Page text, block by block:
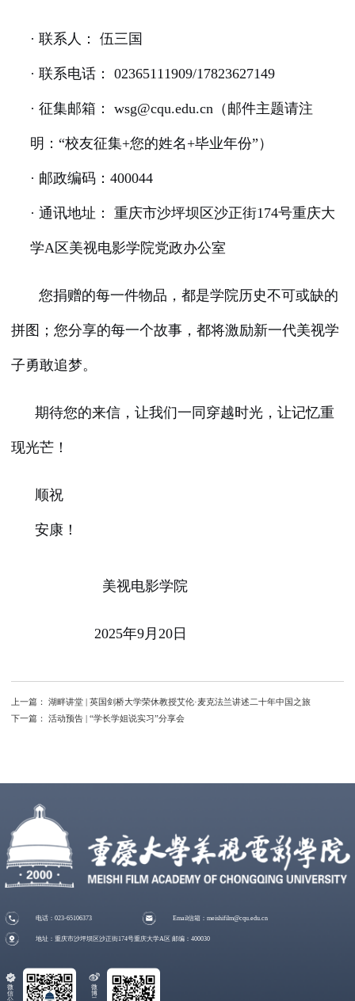
· 联系人： 伍三国
· 联系电话： 02365111909/17823627149
· 征集邮箱： wsg@cqu.edu.cn（邮件主题请注
明：“校友征集+您的姓名+毕业年份”）
· 邮政编码：400044
· 通讯地址： 重庆市沙坪坝区沙正街174号重庆大
学A区美视电影学院党政办公室
您捐赠的每一件物品，都是学院历史不可或缺的
拼图；您分享的每一个故事，都将激励新一代美视学
子勇敢追梦。
期待您的来信，让我们一同穿越时光，让记忆重
现光芒！
顺祝
安康！
美视电影学院
2025年9月20日
上一篇：
湖畔讲堂 | 英国剑桥大学荣休教授艾伦·麦克法兰讲述二十年中国之旅
下一篇：
活动预告 | “学长学姐说实习”分享会
电话：023-65106373 Email信箱：meishifilm@cqu.edu.cn
地址：重庆市沙坪坝区沙正街174号重庆大学A区 邮编：400030
微
信
公
微
博
二